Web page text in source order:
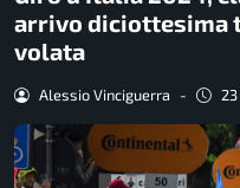
arrivo diciottesima
volata
Alessio Vinciguerra -